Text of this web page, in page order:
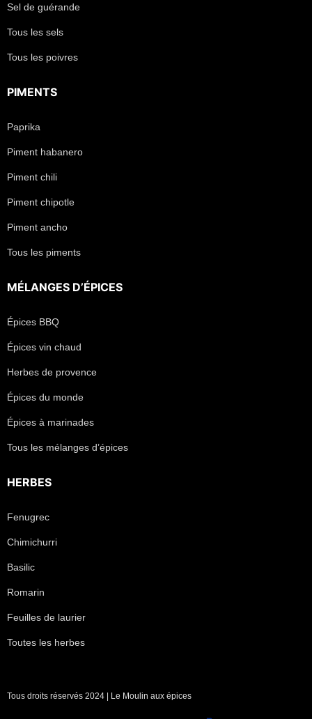
Sel de guérande
Tous les sels
Tous les poivres
PIMENTS
Paprika
Piment habanero
Piment chili
Piment chipotle
Piment ancho
Tous les piments
MÉLANGES D’ÉPICES
Épices BBQ
Épices vin chaud
Herbes de provence
Épices du monde
Épices à marinades
Tous les mélanges d’épices
HERBES
Fenugrec
Chimichurri
Basilic
Romarin
Feuilles de laurier
Toutes les herbes
Tous droits réservés 2024 | Le Moulin aux épices